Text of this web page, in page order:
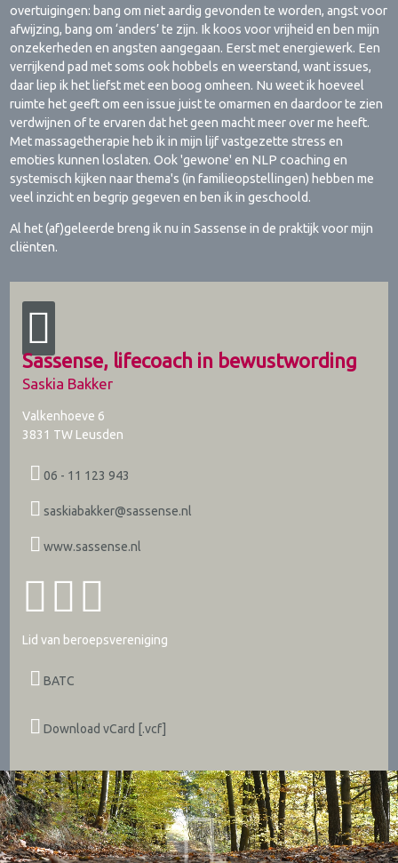
overtuigingen: bang om niet aardig gevonden te worden, angst voor
afwijzing, bang om ‘anders’ te zijn. Ik koos voor vrijheid en ben mijn
onzekerheden en angsten aangegaan. Eerst met energiewerk. Een
verrijkend pad met soms ook hobbels en weerstand, want issues,
daar liep ik het liefst met een boog omheen. Nu weet ik hoeveel
ruimte het geeft om een issue juist te omarmen en daardoor te zien
verdwijnen of te ervaren dat het geen macht meer over me heeft.
Met massagetherapie heb ik in mijn lijf vastgezette stress en
emoties kunnen loslaten. Ook 'gewone' en NLP coaching en
systemisch kijken naar thema's (in familieopstellingen) hebben me
veel inzicht en begrip gegeven en ben ik in geschoold.
Al het (af)geleerde breng ik nu in Sassense in de praktijk voor mijn
cliënten.
Sassense, lifecoach in bewustwording
Saskia Bakker
Valkenhoeve 6
3831 TW Leusden
06 - 11 123 943
saskiabakker@sassense.nl
www.sassense.nl
Lid van beroepsvereniging
BATC
Download vCard [.vcf]